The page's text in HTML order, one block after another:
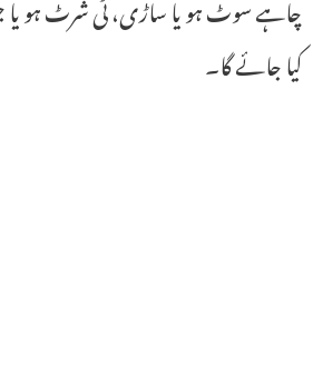
کیا جائے گا۔